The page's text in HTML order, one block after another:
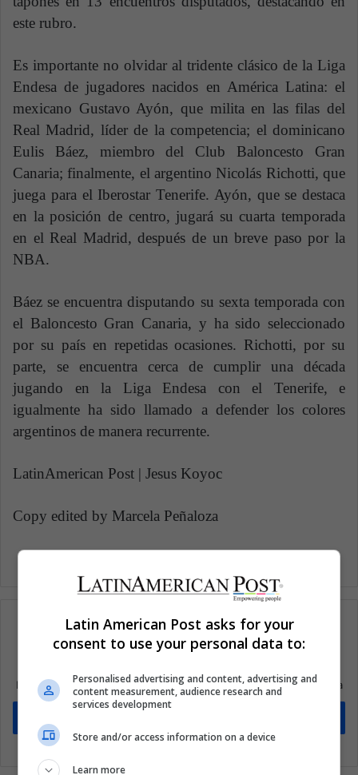
este rubro.
Es importante no olvidar al tridente clásico de la Liga
Endesa de jugadores nacidos en América Latina: el
mexicano Gustavo Ayón, que milita en las filas del
Real Madrid, líder de la competencia; el dominicano
Eulis Báez, miembro del Club Baloncesto Gran
Canaria; finalmente, el argentino Nicolás Richotti, que
juega para el Iberostar Tenerife. Ayón, que se destaca
en la posición de centro, jugará su cuarta temporada
en el Real Madrid, después de un breve paso por la
NBA.
Báez se encuentra disputando su sexta temporada con
el Baloncesto Gran Canaria, y ha sido seleccionado
por su país en repetidas ocasiones. Richotti, por su
parte, se encuentra cerca de cumplir una década
jugando en la Liga Endesa con el Tenerife, e
igualmente ha sido llamado a defender los colores
argentinos de manera recurrente.
LatinAmerican Post | Jesus Koyoc
Copy edited by Marcela Peñaloza
Mantente informado sobre lo que está pasando en Latinoamérica
Latin American Post asks for your
consent to use your personal data to:
Personalised advertising and content, advertising and
content measurement, audience research and
services development
Store and/or access information on a device
Learn more